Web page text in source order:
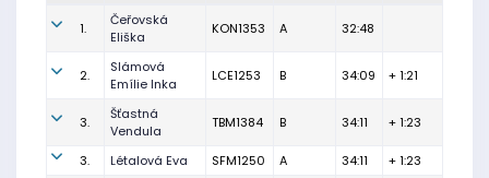
1.
Čeřovská
Eliška
KON1353 A 32:48
2.
Slámová
Emílie Inka
LCE1253 B 34:09 + 1:21
3.
Šťastná
Vendula
TBM1384 B 34:11 + 1:23
3. Létalová Eva SFM1250 A 34:11 + 1:23